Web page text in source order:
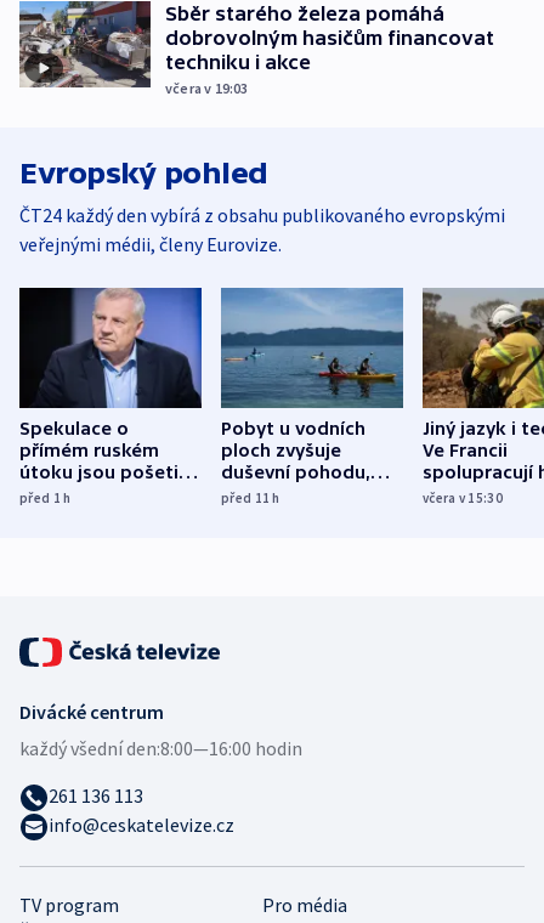
Sběr starého železa pomáhá
dobrovolným hasičům financovat
techniku i akce
včera v 19:03
Evropský pohled
ČT24 každý den vybírá z obsahu publikovaného evropskými
veřejnými médii, členy Eurovize.
Spekulace o
přímém ruském
útoku jsou pošetilé,
míní estonský
před 1h
Pobyt u vodních
ploch zvyšuje
duševní pohodu,
ukázala
před 11h
Jiný jazyk i
Ve Francii
spolupracují
různých zemí
včera v 15:30
TV program
Pro média
Divácké centrum
každý všední den:8:00—16:00 hodin
261 136 113
info@ceskatelevize.cz